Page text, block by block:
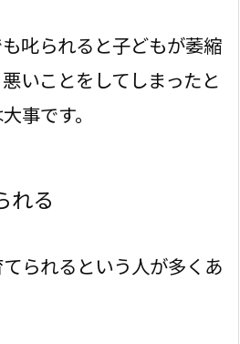
叱られると子どもが萎縮
いことをしてしまったと
事です。
れる
られるという人が多くあ